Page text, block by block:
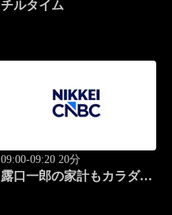
チルタイム
09:00-09:20 20分
露口一郎の家計もカラダも